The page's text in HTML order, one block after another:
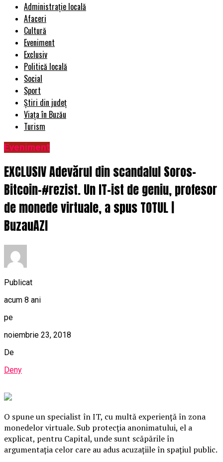
Administrație locală
Afaceri
Cultură
Eveniment
Exclusiv
Politică locală
Social
Sport
Știri din județ
Viața în Buzău
Turism
Eveniment
EXCLUSIV Adevărul din scandalul Soros-
Bitcoin-#rezist. Un IT-ist de geniu, profesor
de monede virtuale, a spus TOTUL |
BuzauAZI
Publicat
acum 8 ani
pe
noiembrie 23, 2018
De
Deny
O spune un specialist în IT, cu multă experienţă în zona
monedelor virtuale. Sub protecţia anonimatului, el a
explicat, pentru Capital, unde sunt scăpările în
argumentaţia celor care au adus acuzaţiile în spaţiul public.